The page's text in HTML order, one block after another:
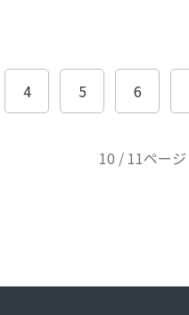
4 5 6
10 / 11ページ